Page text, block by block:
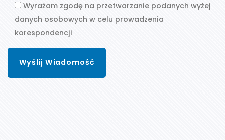
Wyrażam zgodę na przetwarzanie podanych wyżej
danych osobowych w celu prowadzenia
korespondencji